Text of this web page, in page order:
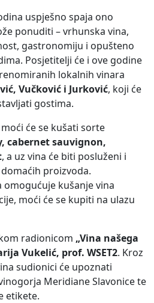
uspješno spaja ono
ponuditi – vrhunska vina,
gastronomiju i opušteno
Posjetitelji će i ove godine
lokalnih vinara
Vučković i Jurković, koji će
gostima.
će se kušati sorte
cabernet sauvignon,
, a uz vina će biti posluženi i
proizvoda.
omogućuje kušanje vina
moći će se kupiti na ulazu
radionicom „Vina našega
Vukelić, prof. WSET2. Kroz
sudionici će upoznati
Meridiane Slavonice te
etikete.